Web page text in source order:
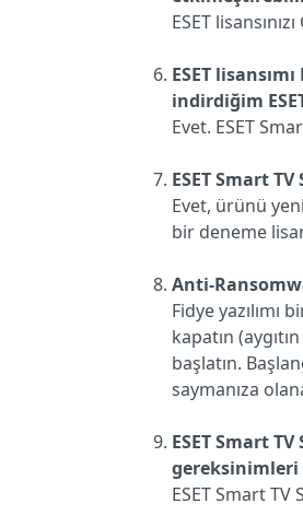
ESET
ESET
indirdiğim
Evet. ESET
ESET Smart
Evet, ürünü
bir deneme
Anti-
Fidye yazılımı
kapatın
başlatın.
saymanıza
ESET Smart
gereksinimleri
ESET Smart TV